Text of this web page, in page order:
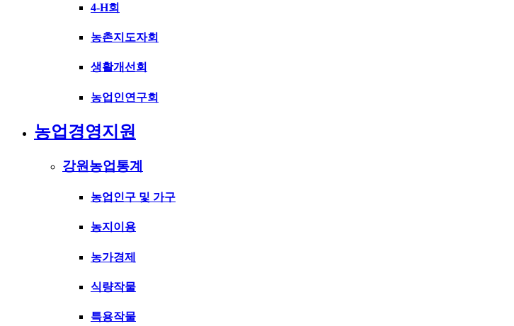
4-H회
농촌지도자회
생활개선회
농업인연구회
농업경영지원
강원농업통계
농업인구 및 가구
농지이용
농가경제
식량작물
특용작물